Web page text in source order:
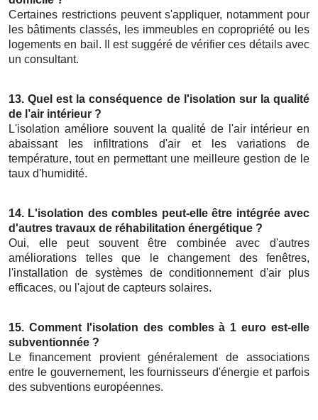
Certaines restrictions peuvent s'appliquer, notamment pour
les bâtiments classés, les immeubles en copropriété ou les
logements en bail. Il est suggéré de vérifier ces détails avec
un consultant.
13. Quel est la conséquence de l'isolation sur la qualité
de l’air intérieur ?
L'isolation améliore souvent la qualité de l'air intérieur en
abaissant les infiltrations d'air et les variations de
température, tout en permettant une meilleure gestion de le
taux d'humidité.
14. L'isolation des combles peut-elle être intégrée avec
d'autres travaux de réhabilitation énergétique ?
Oui, elle peut souvent être combinée avec d'autres
améliorations telles que le changement des fenêtres,
l'installation de systèmes de conditionnement d'air plus
efficaces, ou l'ajout de capteurs solaires.
15. Comment l'isolation des combles à 1 euro est-elle
subventionnée ?
Le financement provient généralement de associations
entre le gouvernement, les fournisseurs d'énergie et parfois
des subventions européennes.